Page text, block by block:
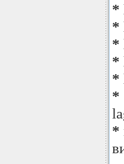
*
*
*
*
*
*
*